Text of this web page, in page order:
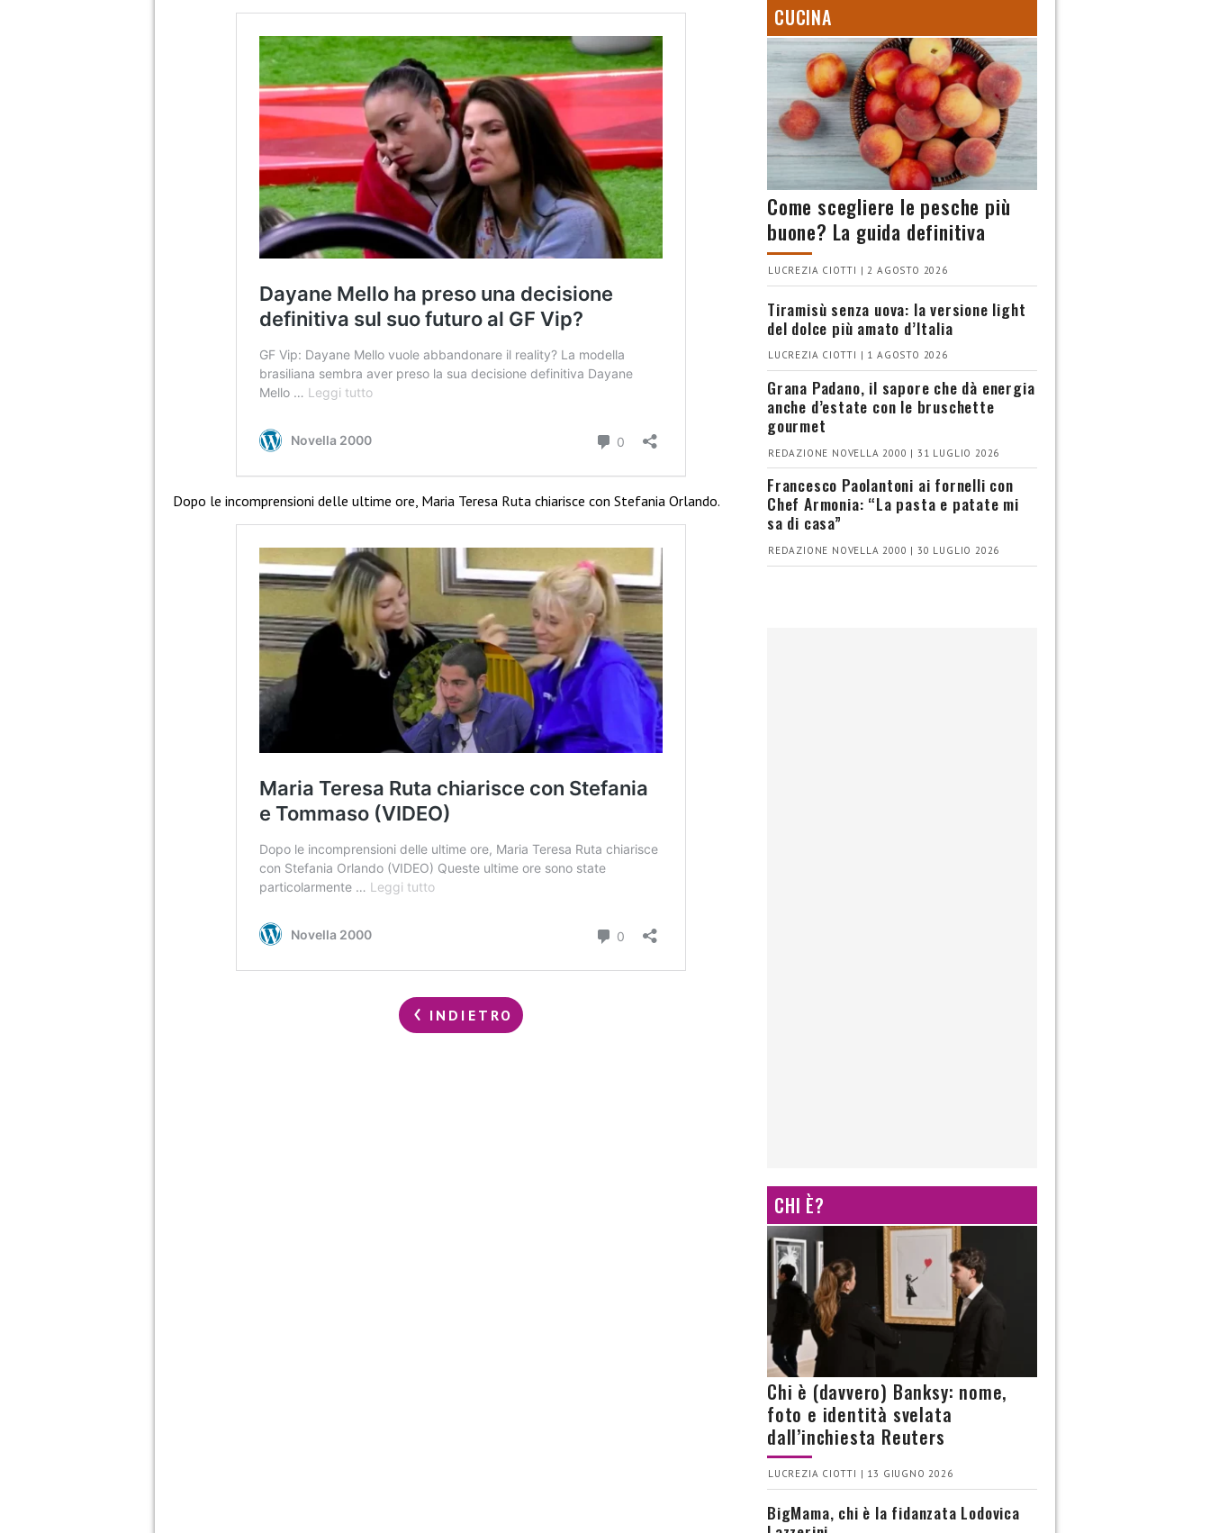
Dopo le incomprensioni delle ultime ore, Maria Teresa Ruta chiarisce con Stefania Orlando.
INDIETRO
CUCINA
Come scegliere le pesche più
buone? La guida definitiva
LUCREZIA CIOTTI | 2 AGOSTO 2026
Tiramisù senza uova: la versione light
del dolce più amato d’Italia
LUCREZIA CIOTTI | 1 AGOSTO 2026
Grana Padano, il sapore che dà energia
anche d’estate con le bruschette
gourmet
REDAZIONE NOVELLA 2000 | 31 LUGLIO 2026
Francesco Paolantoni ai fornelli con
Chef Armonia: “La pasta e patate mi
sa di casa”
REDAZIONE NOVELLA 2000 | 30 LUGLIO 2026
CHI È?
Chi è (davvero) Banksy: nome,
foto e identità svelata
dall’inchiesta Reuters
LUCREZIA CIOTTI | 13 GIUGNO 2026
BigMama, chi è la fidanzata Lodovica